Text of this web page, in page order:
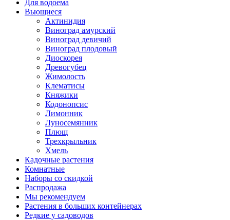
Для водоема
Вьющиеся
Актинидия
Виноград амурский
Виноград девичий
Виноград плодовый
Диоскорея
Древогубец
Жимолость
Клематисы
Княжики
Кодонопсис
Лимонник
Луносемянник
Плющ
Трехкрыльник
Хмель
Кадочные растения
Комнатные
Наборы со скидкой
Распродажа
Мы рекомендуем
Растения в больших контейнерах
Редкие у садоводов